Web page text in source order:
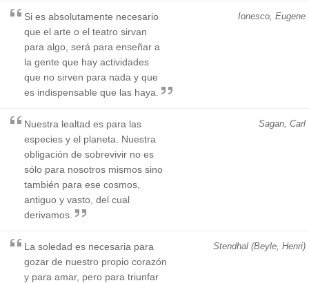
Ionesco, Eugene
Si es absolutamente necesario
que el arte o el teatro sirvan
para algo, será para enseñar a
la gente que hay actividades
que no sirven para nada y que
es indispensable que las haya.
Sagan, Carl
Nuestra lealtad es para las
especies y el planeta. Nuestra
obligación de sobrevivir no es
sólo para nosotros mismos sino
también para ese cosmos,
antiguo y vasto, del cual
derivamos.
Stendhal (Beyle, Henri)
La soledad es necesaria para
gozar de nuestro propio corazón
y para amar, pero para triunfar